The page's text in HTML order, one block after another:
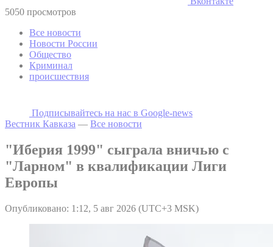
5050 просмотров
Все новости
Новости России
Общество
Криминал
происшествия
Подписывайтесь на наc в Google-news
Вестник Кавказа — Все новости
"Иберия 1999" сыграла вничью с
"Ларном" в квалификации Лиги
Европы
Опубликовано: 1:12, 5 авг 2026 (UTC+3 MSK)